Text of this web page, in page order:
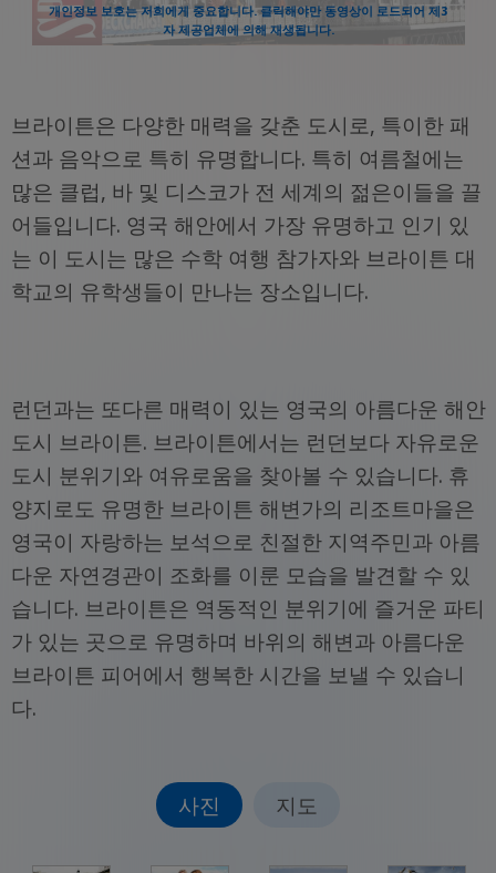
개인정보 보호는 저희에게 중요합니다. 클릭해야만 동영상이 로드되어 제3
자 제공업체에 의해 재생됩니다.
브라이튼은 다양한 매력을 갖춘 도시로, 특이한 패
션과 음악으로 특히 유명합니다. 특히 여름철에는
많은 클럽, 바 및 디스코가 전 세계의 젊은이들을 끌
어들입니다. 영국 해안에서 가장 유명하고 인기 있
는 이 도시는 많은 수학 여행 참가자와 브라이튼 대
학교의 유학생들이 만나는 장소입니다.
런던과는 또다른 매력이 있는 영국의 아름다운 해안
도시 브라이튼. 브라이튼에서는 런던보다 자유로운
도시 분위기와 여유로움을 찾아볼 수 있습니다. 휴
양지로도 유명한 브라이튼 해변가의 리조트마을은
영국이 자랑하는 보석으로 친절한 지역주민과 아름
다운 자연경관이 조화를 이룬 모습을 발견할 수 있
습니다. 브라이튼은 역동적인 분위기에 즐거운 파티
가 있는 곳으로 유명하며 바위의 해변과 아름다운
브라이튼 피어에서 행복한 시간을 보낼 수 있습니
다.
사진 지도